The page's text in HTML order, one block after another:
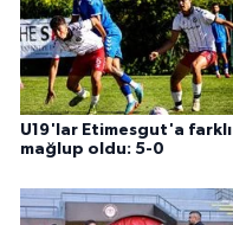
U19'lar Etimesgut'a farklı
mağlup oldu: 5-0